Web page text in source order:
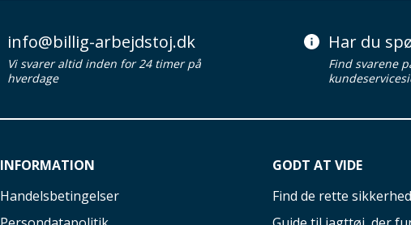
info@billig-arbejdstoj.dk
Vi svarer altid inden for 24 timer på
hverdage
Har du
Find svarene
INFORMATION
Handelsbetingelser
GODT AT VIDE
Find de rette